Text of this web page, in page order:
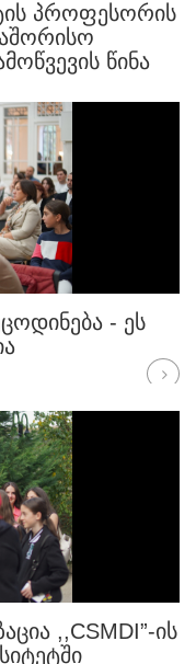
ᲞᲠᲝᲤᲔᲡᲝᲠᲘᲡ
ᲬᲘᲜᲐ
- ᲔᲡ
,,CSMDI”-ᲘᲡ